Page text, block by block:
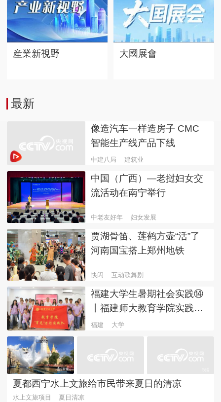
産業新視野 大國展會
最新
像造汽车一样造房子 CMC
智能生产线产品下线
中建八局 建筑业
中国（广西）—老挝妇女交
流活动在南宁举行
中老友好年 妇女发展
贾湖骨笛、莲鹤方壶“活”了
河南国宝搭上郑州地铁
快闪 互动歌舞剧
福建大学生暑期社会实践⑭
丨福建师大教育学院实践队
赴漳州华安调研一线实情
福建 大学
夏都西宁水上文旅给市民带来夏日的清凉
水上文旅项目 夏日清凉